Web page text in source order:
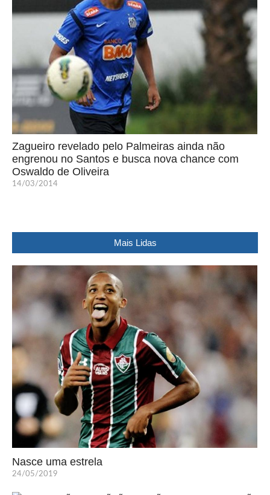
Zagueiro revelado pelo Palmeiras ainda não
engrenou no Santos e busca nova chance com
Oswaldo de Oliveira
14/03/2014
Mais Lidas
Nasce uma estrela
24/05/2019